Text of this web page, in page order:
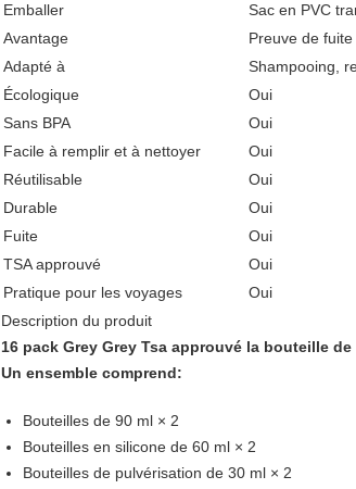
Emballer
Sac en PVC
Avantage
Preuve de
Adapté à
Shampooing,
Écologique
Oui
Sans BPA
Oui
Facile à remplir et à nettoyer
Oui
Réutilisable
Oui
Durable
Oui
Fuite
Oui
TSA approuvé
Oui
Pratique pour les voyages
Oui
Description du produit
16 pack Grey Grey Tsa approuvé la bouteille
Un ensemble comprend:
Bouteilles de 90 ml × 2
Bouteilles en silicone de 60 ml × 2
Bouteilles de pulvérisation de 30 ml × 2